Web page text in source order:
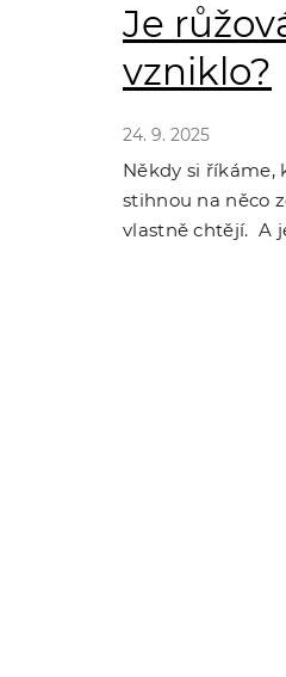
Je
vzniklo?
24. 9. 2025
Někdy si říkáme,
stihnou na něco
vlastně chtějí. A